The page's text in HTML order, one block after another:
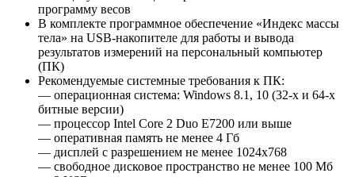
программу весов
В комплекте программное обеспечение «Индекс массы
тела» на USB-накопителе для работы и вывода
результатов измерений на персональный компьютер
(ПК)
Рекомендуемые системные требования к ПК:
— операционная система: Windows 8.1, 10 (32-х и 64-х
битные версии)
— процессор Intel Core 2 Duo E7200 или выше
— оперативная память не менее 4 Гб
— дисплей с разрешением не менее 1024x768
— свободное дисковое пространство не менее 100 Мб